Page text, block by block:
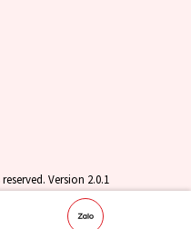
Version 2.0.1